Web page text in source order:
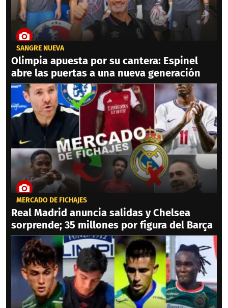
SANGRE NUEVA
Olimpia apuesta por su cantera: Espinel
abre las puertas a una nueva generación
MERCADO DE FICHAJES
Real Madrid anuncia salidas y Chelsea
sorprende; 35 millones por figura del Barça